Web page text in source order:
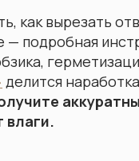
как вырезать
подробная
делится
влаги.